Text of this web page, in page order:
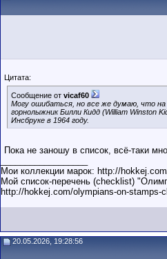
Цитата:
Сообщение от vicaf60
Могу ошибаться, но все же думаю, что
горнолыжник Билли Кидд (William Winston
Инсбруке в 1964 году.
Пока не заношу в список, всё-таки
Мои коллекции марок: http://
Мой список-перечень (checklist)
http://hokkej.com/olympians-on-stamps-
20.05.2026, 19:28:56